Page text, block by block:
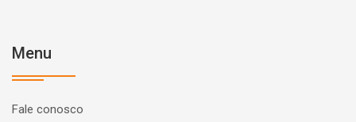
Menu
Fale conosco